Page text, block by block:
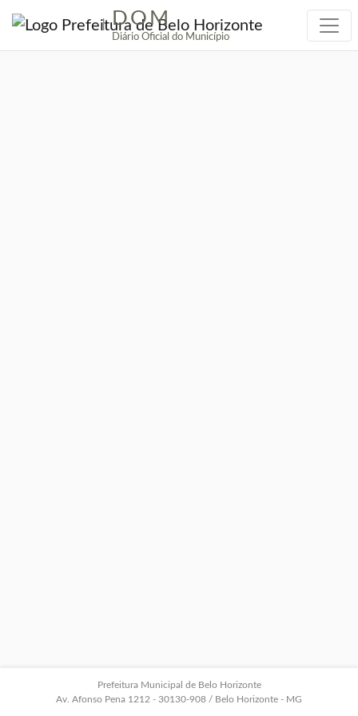
| DOM
Diário Oficial do Município
Prefeitura Municipal de Belo Horizonte
Av. Afonso Pena 1212 - 30130-908 / Belo Horizonte - MG